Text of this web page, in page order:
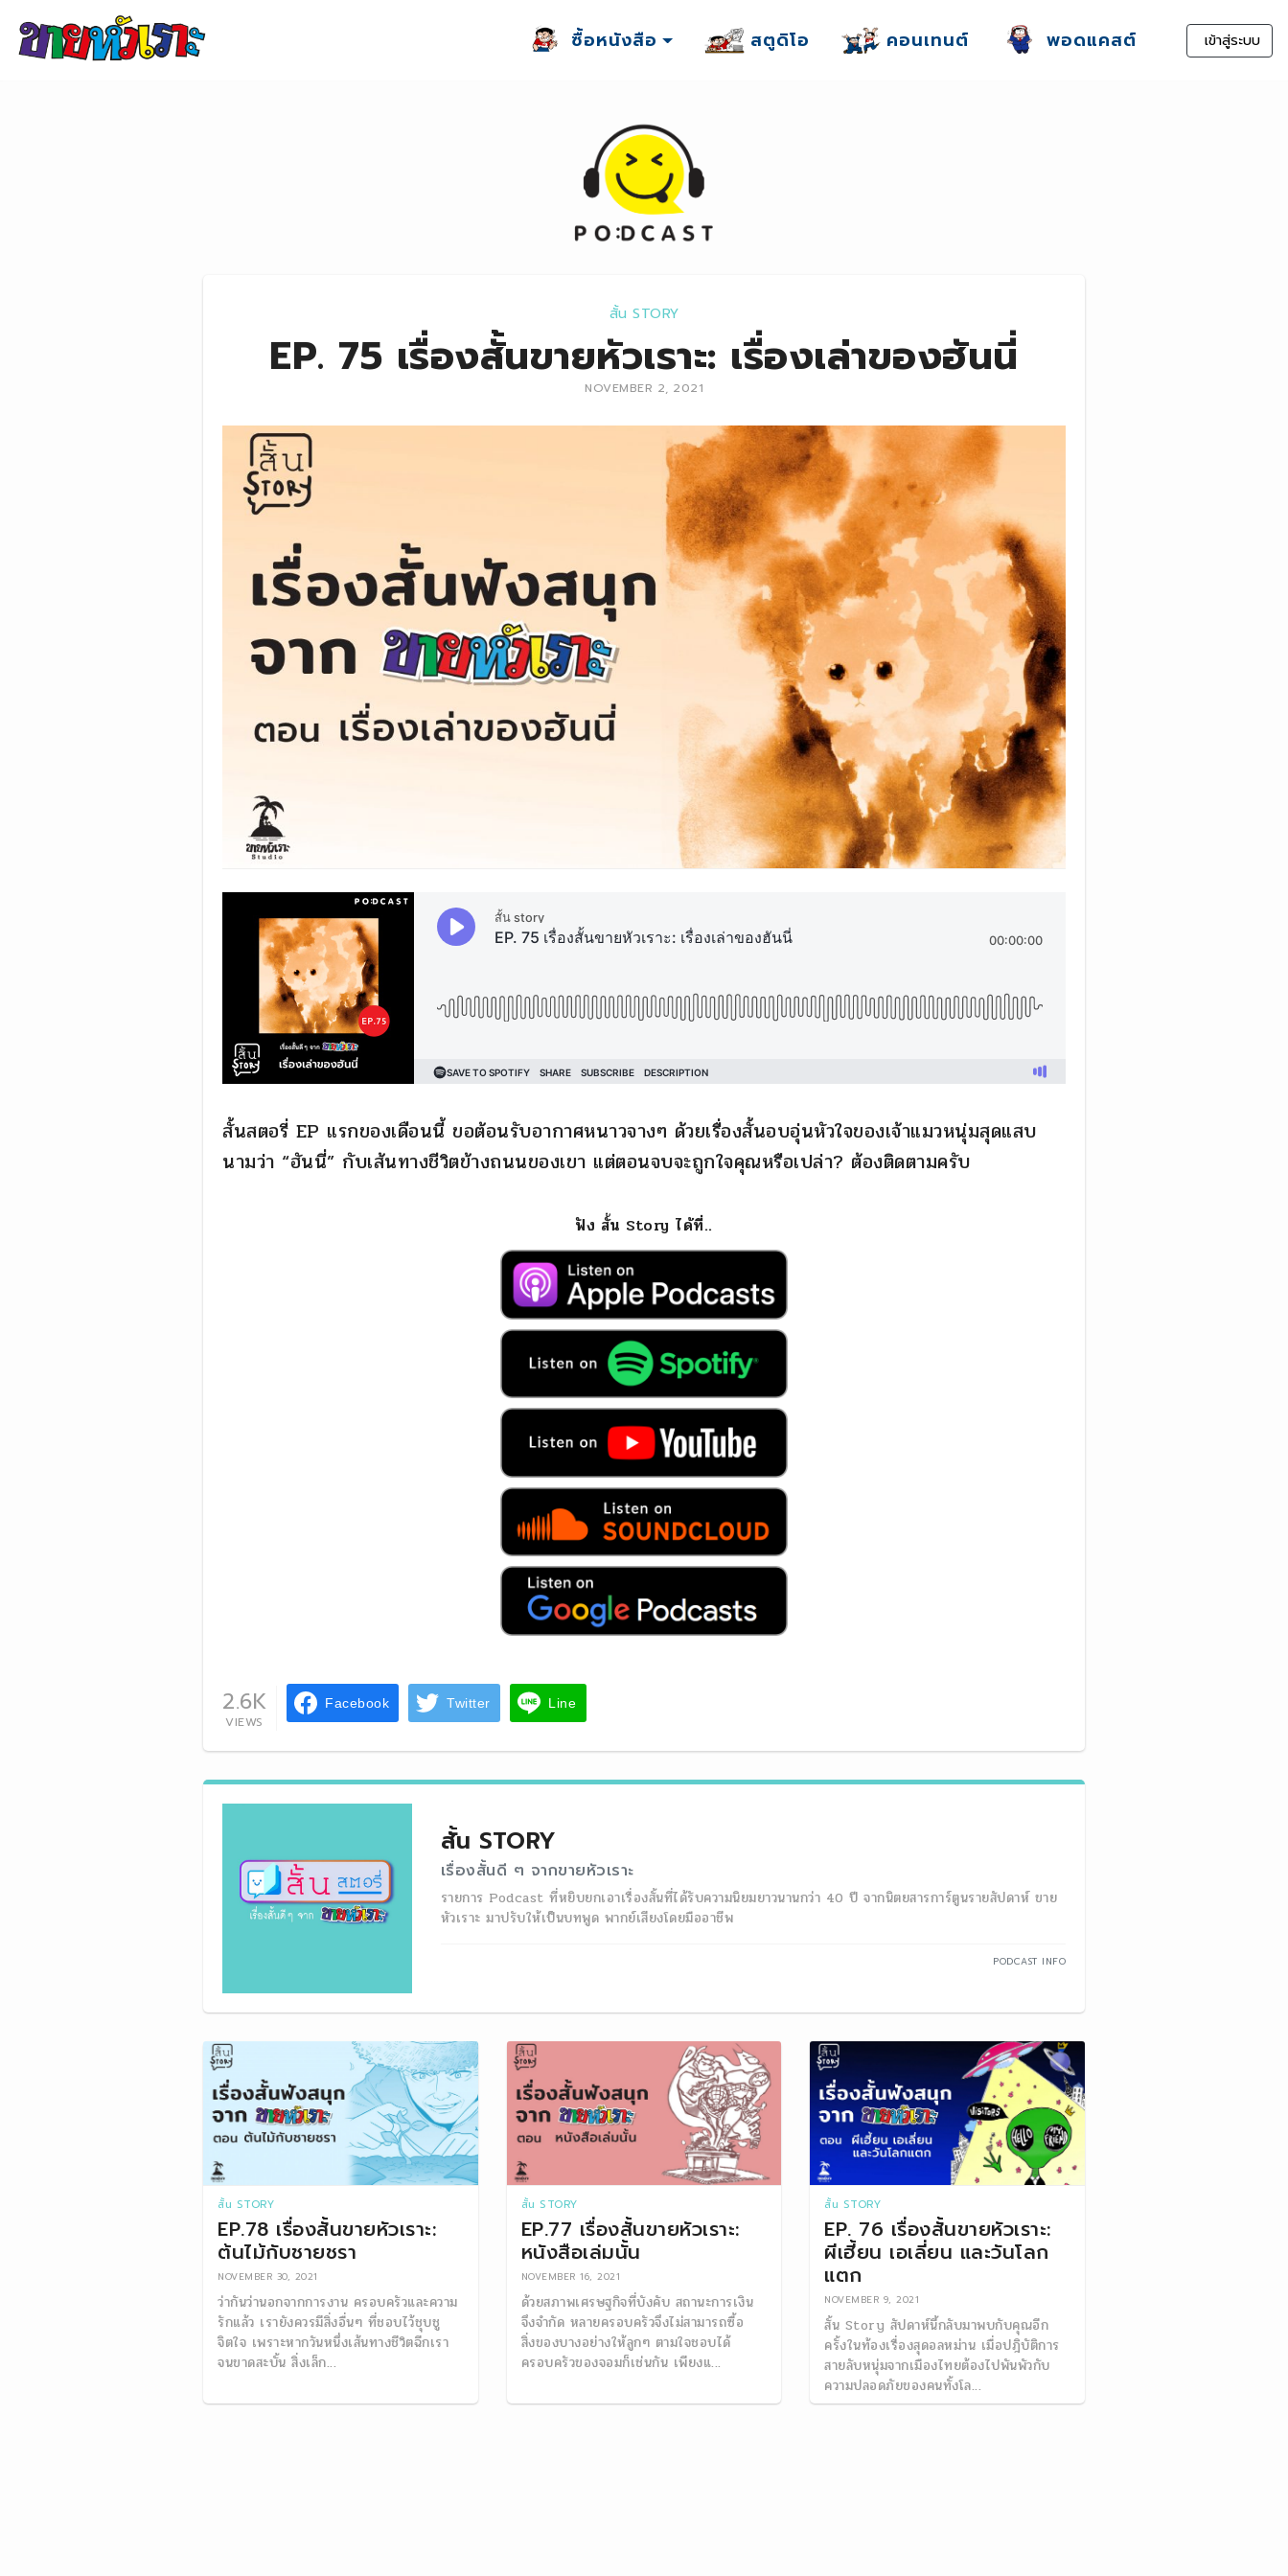
Skip to content
ซื้อหนังสือ สตูดิโอ คอนเทนต์ พอดแคสต์ เข้าสู่ระบบ
สั้น STORY
EP. 75 เรื่องสั้นขายหัวเราะ: เรื่องเล่าของฮันนี่
NOVEMBER 2, 2021
สั้นสตอรี่ EP แรกของเดือนนี้ ขอต้อนรับอากาศหนาวจางๆ ด้วยเรื่องสั้นอบอุ่นหัวใจของเจ้าแมวหนุ่มสุดแสบ
นามว่า “ฮันนี่” กับเส้นทางชีวิตข้างถนนของเขา แต่ตอนจบจะถูกใจคุณหรือเปล่า? ต้องติดตามครับ
ฟัง สั้น Story ได้ที่..
VIEWS
2.6K Facebook Twitter Line
สั้น STORY
เรื่องสั้นดี ๆ จากขายหัวเราะ
รายการ Podcast ที่หยิบยกเอาเรื่องสั้นที่ได้รับความนิยมยาวนานกว่า 40 ปี จากนิตยสารการ์ตูนรายสัปดาห์ ขาย
หัวเราะ มาปรับให้เป็นบทพูด พากย์เสียงโดยมืออาชีพ
PODCAST INFO
สั้น STORY
EP.78 เรื่องสั้นขายหัวเราะ:
ต้นไม้กับชายชรา
NOVEMBER 30, 2021
ว่ากันว่านอกจากการงาน ครอบครัวและความ
รักแล้ว เรายังควรมีสิ่งอื่นๆ ที่ชอบไว้ชุบชู
จิตใจ เพราะหากวันหนึ่งเส้นทางชีวิตฉีกเรา
จนขาดสะบั้น สิ่งเล็ก...
สั้น STORY
EP.77 เรื่องสั้นขายหัวเราะ:
หนังสือเล่มนั้น
NOVEMBER 16, 2021
ด้วยสภาพเศรษฐกิจที่บังคับ สถานะการเงิน
จึงจำกัด หลายครอบครัวจึงไม่สามารถซื้อ
สิ่งของบางอย่างให้ลูกๆ ตามใจชอบได้
ครอบครัวของจอมก็เช่นกัน เพียงแ...
สั้น STORY
EP. 76 เรื่องสั้นขายหัวเราะ:
ผีเฮี้ยน เอเลี่ยน และวันโลก
แตก
NOVEMBER 9, 2021
สั้น Story สัปดาห์นี้กลับมาพบกับคุณอีก
ครั้งในท้องเรื่องสุดอลหม่าน เมื่อปฎิบัติการ
สายลับหนุ่มจากเมืองไทยต้องไปพันพัวกับ
ความปลอดภัยของคนทั้งโล...